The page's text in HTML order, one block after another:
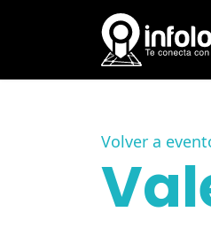
Volver a